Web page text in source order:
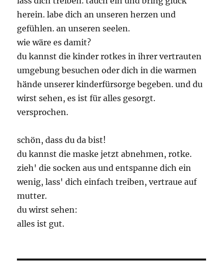
herein. labe dich an unseren herzen und
gefühlen. an unseren seelen.
wie wäre es damit?
du kannst die kinder rotkes in ihrer vertrauten
umgebung besuchen oder dich in die warmen
hände unserer kinderfürsorge begeben. und du
wirst sehen, es ist für alles gesorgt.
versprochen.
schön, dass du da bist!
du kannst die maske jetzt abnehmen, rotke.
zieh' die socken aus und entspanne dich ein
wenig, lass' dich einfach treiben, vertraue auf
mutter.
du wirst sehen:
alles ist gut.